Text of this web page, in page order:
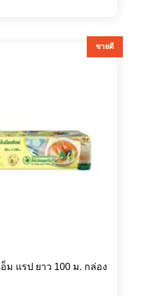
ขายดี
ม แรป ยาว 100 ม. กล่อง